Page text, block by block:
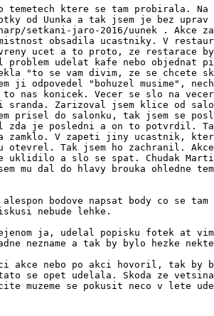
o temetech ktere se tam probirala.
od Uunka a tak jsem je bez
setkani-jaro-2016/uunek . Akce
obsadila ucastniky. V
ucet a to proto, ze restarace
problem udelat kafe nebo
"to se vam divim, ze se
ji odpovedel "bohuzel musime",
nas konicek. Vecer se slo na
sranda. Zarizoval jsem klice od
prisel do salonku, tak jsem se
zda je posledni a on to potvrdil.
a zamklo. V zapeti jiny ucastnik,
otevrel. Tak jsem ho zachranil.
uklidilo a slo se spat. Chudak
mu dal do hlavy brouka ohledne
alespon bodove napsat body co se
nebude lehke.
ja, udelal popisku fotek at
nezname a tak by bylo hezke
akce nebo po akci hovoril, tak
se opet udelala. Skoda ze
muzeme se pokusit neco v lete